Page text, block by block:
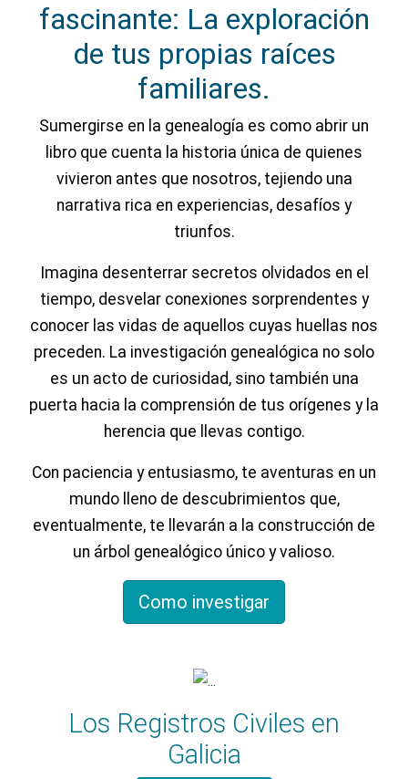
fascinante: La exploración
de tus propias raíces
familiares.
Sumergirse en la genealogía es como abrir un
libro que cuenta la historia única de quienes
vivieron antes que nosotros, tejiendo una
narrativa rica en experiencias, desafíos y
triunfos.
Imagina desenterrar secretos olvidados en el
tiempo, desvelar conexiones sorprendentes y
conocer las vidas de aquellos cuyas huellas nos
preceden. La investigación genealógica no solo
es un acto de curiosidad, sino también una
puerta hacia la comprensión de tus orígenes y la
herencia que llevas contigo.
Con paciencia y entusiasmo, te aventuras en un
mundo lleno de descubrimientos que,
eventualmente, te llevarán a la construcción de
un árbol genealógico único y valioso.
Como investigar
Los Registros Civiles en
Galicia